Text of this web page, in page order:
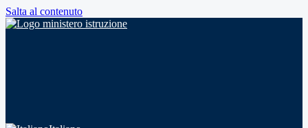
Salta al contenuto